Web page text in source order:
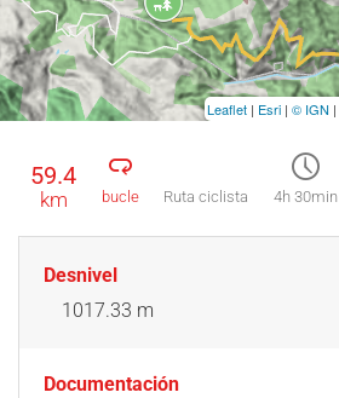
59.4
km bucle Ruta ciclista 4h 30min
Desnivel
1017.33 m
Documentación
Leaflet | Esri | © IGN |